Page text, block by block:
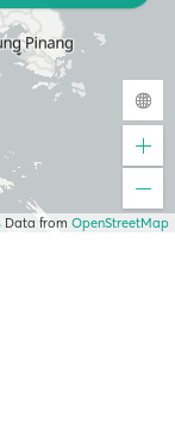
Data from OpenStreetMap